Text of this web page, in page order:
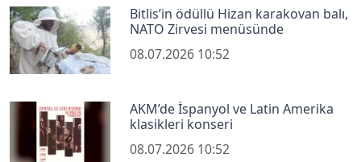
Bitlis’in ödüllü Hizan karakovan balı,
NATO Zirvesi menüsünde
08.07.2026 10:52
AKM’de İspanyol ve Latin Amerika
klasikleri konseri
08.07.2026 10:52